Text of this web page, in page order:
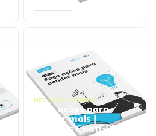
NEGÓCIOS, VENDAS
Faça ações para
vender mais |
Prompts ChatGPT